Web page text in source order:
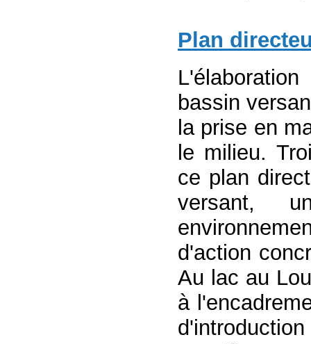
Plan
bassin
la prise en
le milieu.
ce plan
versant,
d'action
Au lac au
à